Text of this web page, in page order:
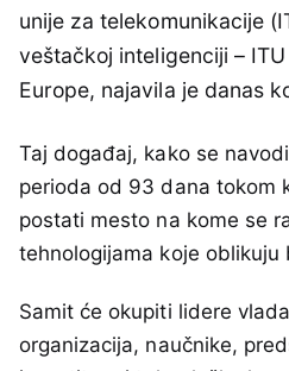
unije za telekomunikacije
veštačkoj inteligenciji –
Europe, najavila je danas
Taj događaj, kako se
perioda od 93 dana tokom
postati mesto na kome se
tehnologijama koje oblikuju
Samit će okupiti lidere
organizacija, naučnike,